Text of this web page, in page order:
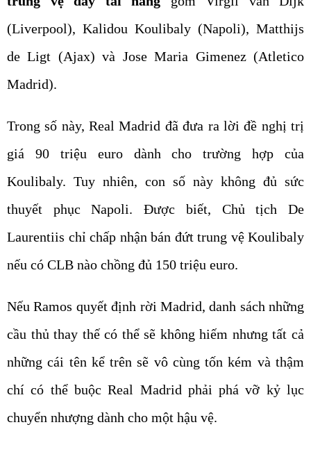
(Liverpool), Kalidou Koulibaly (Napoli), Matthijs
de Ligt (Ajax) và Jose Maria Gimenez (Atletico
Madrid).
Trong số này, Real Madrid đã đưa ra lời đề nghị trị
giá 90 triệu euro dành cho trường hợp của
Koulibaly. Tuy nhiên, con số này không đủ sức
thuyết phục Napoli. Được biết, Chủ tịch De
Laurentiis chỉ chấp nhận bán đứt trung vệ Koulibaly
nếu có CLB nào chồng đủ 150 triệu euro.
Nếu Ramos quyết định rời Madrid, danh sách những
cầu thủ thay thế có thể sẽ không hiếm nhưng tất cả
những cái tên kể trên sẽ vô cùng tốn kém và thậm
chí có thể buộc Real Madrid phải phá vỡ kỷ lục
chuyển nhượng dành cho một hậu vệ.